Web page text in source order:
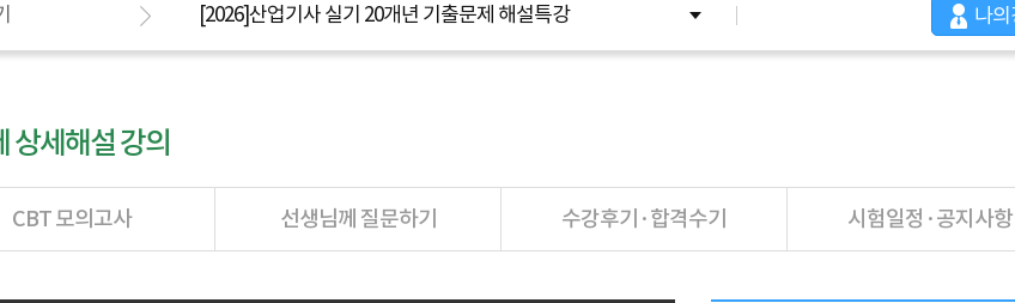
[2026]산업기사 실기 20개년 기출문제 해설특강 나
상세해설 강의
CBT 모의고사 선생님께 질문하기 수강후기·합격수기 시험일정·공지사항